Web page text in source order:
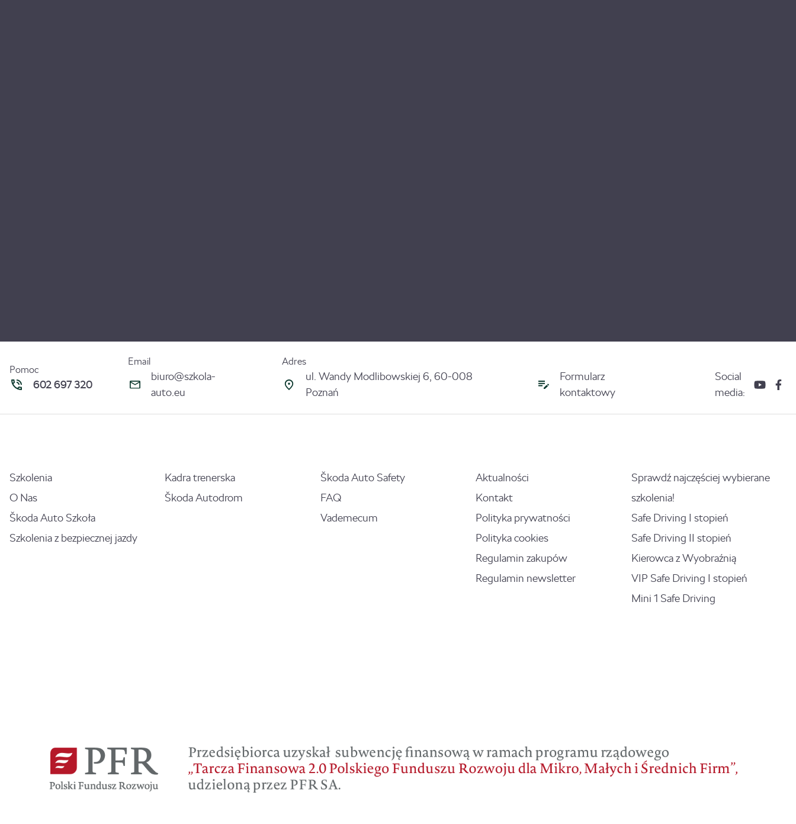
Pomoc
602 697 320
Email
biuro@szkola-
auto.eu
Adres
ul. Wandy Modlibowskiej 6, 60-008
Poznań
Formularz
kontaktowy
Social
media:
Szkolenia
O Nas
Škoda Auto Szkoła
Szkolenia z bezpiecznej jazdy
Kadra trenerska
Škoda Autodrom
Škoda Auto Safety
FAQ
Vademecum
Aktualności
Kontakt
Polityka prywatności
Polityka cookies
Regulamin zakupów
Regulamin newsletter
Sprawdź najczęściej wybierane
szkolenia!
Safe Driving I stopień
Safe Driving II stopień
Kierowca z Wyobraźnią
VIP Safe Driving I stopień
Mini 1 Safe Driving